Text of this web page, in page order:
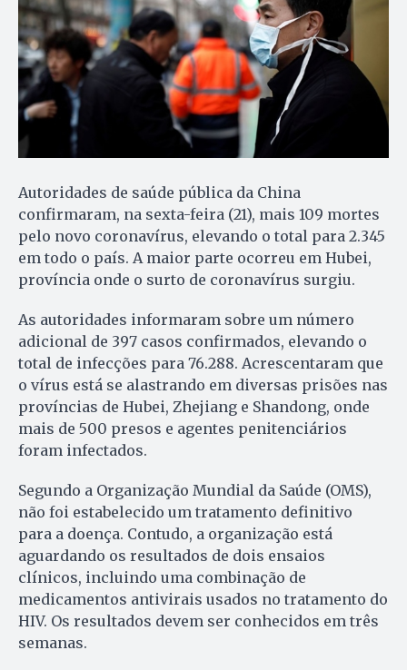
Autoridades de saúde pública da China
confirmaram, na sexta-feira (21), mais 109 mortes
pelo novo coronavírus, elevando o total para 2.345
em todo o país. A maior parte ocorreu em Hubei,
província onde o surto de coronavírus surgiu.
As autoridades informaram sobre um número
adicional de 397 casos confirmados, elevando o
total de infecções para 76.288. Acrescentaram que
o vírus está se alastrando em diversas prisões nas
províncias de Hubei, Zhejiang e Shandong, onde
mais de 500 presos e agentes penitenciários
foram infectados.
Segundo a Organização Mundial da Saúde (OMS),
não foi estabelecido um tratamento definitivo
para a doença. Contudo, a organização está
aguardando os resultados de dois ensaios
clínicos, incluindo uma combinação de
medicamentos antivirais usados no tratamento do
HIV. Os resultados devem ser conhecidos em três
semanas.